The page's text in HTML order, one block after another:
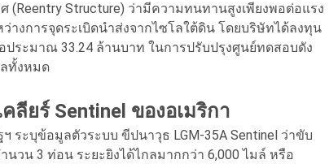
(Reentry Structure) ว่ามีความทนทานสูงเพียงพอต่อแรง
างการจุดระเบิดนำส่งจากไซโลใต้ดิน โดยบริษัทได้ลงทุน
ระมาณ 33.24 ล้านบาท ในการปรับปรุงศูนย์ทดสอบดัง
ทั้งหมด
ลียร์ Sentinel ของอเมริกา
ระบุข้อมูลตัวระบบ ขีปนาวุธ LGM-35A Sentinel ว่าขับ
นวน 3 ท่อน ระยะยิงได้ไกลมากกว่า 6,000 ไมล์ หรือ